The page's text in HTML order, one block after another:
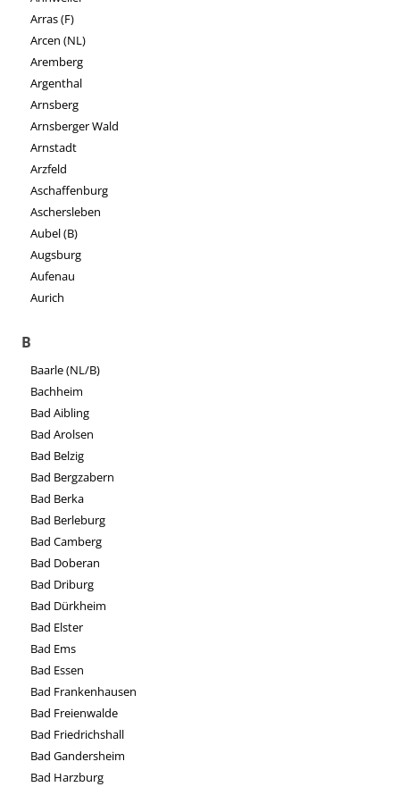
Arras (F)
Arcen (NL)
Aremberg
Argenthal
Arnsberg
Arnsberger Wald
Arnstadt
Arzfeld
Aschaffenburg
Aschersleben
Aubel (B)
Augsburg
Aufenau
Aurich
B
Baarle (NL/B)
Bachheim
Bad Aibling
Bad Arolsen
Bad Belzig
Bad Bergzabern
Bad Berka
Bad Berleburg
Bad Camberg
Bad Doberan
Bad Driburg
Bad Dürkheim
Bad Elster
Bad Ems
Bad Essen
Bad Frankenhausen
Bad Freienwalde
Bad Friedrichshall
Bad Gandersheim
Bad Harzburg